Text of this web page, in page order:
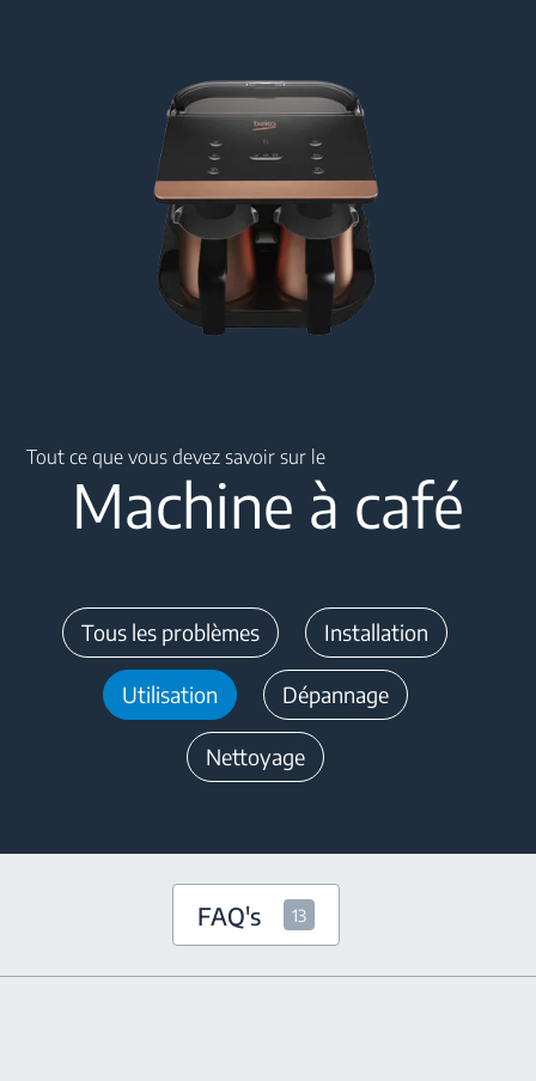
Tout ce que vous devez savoir sur le
Machine à café
Tous les problèmes Installation
Utilisation Dépannage
Nettoyage
FAQ's 13